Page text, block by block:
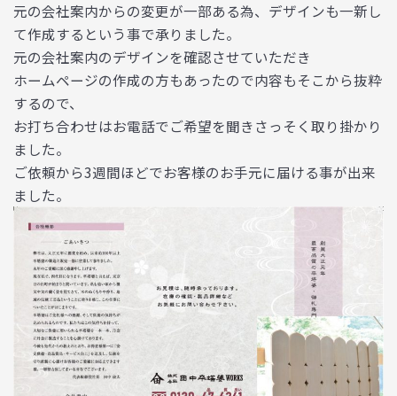
元の会社案内からの変更が一部ある為、デザインも一新し
て作成するという事で承りました。
元の会社案内のデザインを確認させていただき
ホームページの作成の方もあったので内容もそこから抜粋
するので、
お打ち合わせはお電話でご希望を聞きさっそく取り掛かり
ました。
ご依頼から3週間ほどでお客様のお手元に届ける事が出来
ました。